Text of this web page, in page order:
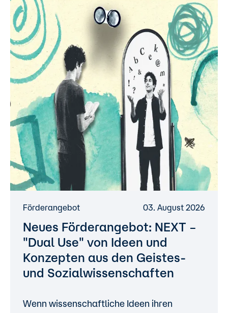
Förderangebot 03. August 2026
Neues Förderangebot: NEXT –
"Dual Use" von Ideen und
Konzepten aus den Geistes-
und Sozialwissenschaften
Wenn wissenschaftliche Ideen ihren